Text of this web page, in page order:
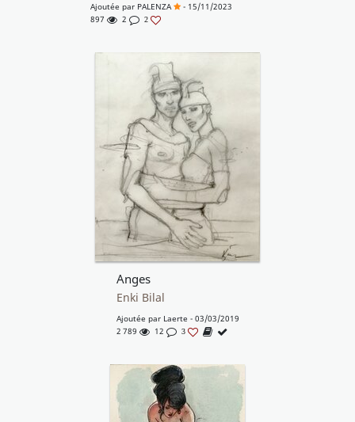
Ajoutée par PALENZA
- 15/11/2023
897
2 2
Anges
Enki Bilal
Ajoutée par Laerte - 03/03/2019
2 789
12 3